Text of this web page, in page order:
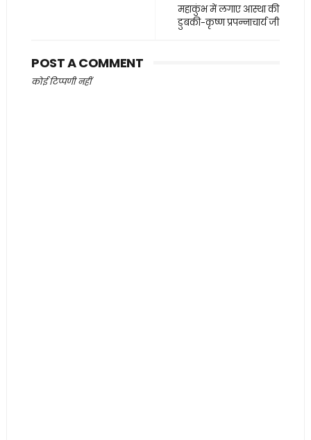
महाकुंभ में लगाए आस्था की
डुबकी-कृष्ण प्रपन्नाचार्य जी
POST A COMMENT
कोई टिप्पणी नहीं